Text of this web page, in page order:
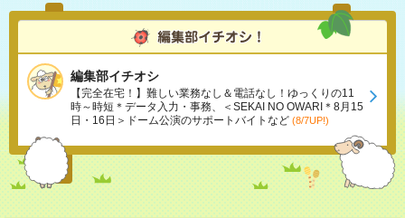
編集部イチオシ
【完全在宅！】難しい業務なし＆電話なし！ゆっくりの11
時～時短＊データ入力・事務、＜SEKAI NO OWARI＊8月15
日・16日＞ドーム公演のサポートバイトなど (8/7UP!)